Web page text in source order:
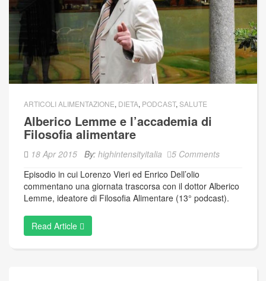
ARTICOLI ALIMENTAZIONE, DIETA, PODCAST, SALUTE
Alberico Lemme e l’accademia di
Filosofia alimentare
18 Apr 2015 By: highintensityitalia
5 Comments
Episodio in cui Lorenzo Vieri ed Enrico Dell’olio
commentano una giornata trascorsa con il dottor Alberico
Lemme, ideatore di Filosofia Alimentare (13° podcast).
Read Article